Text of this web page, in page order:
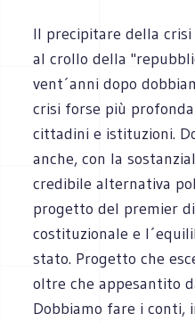
Il precipitare della
al crollo della
vent´anni dopo
crisi forse più
cittadini e istituzioni.
anche, con la
credibile alternativa
progetto del premier
costituzionale e
stato. Progetto che
oltre che appesantito
Dobbiamo fare i conti,